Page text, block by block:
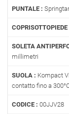
PUNTALE :
COPRISOTTOPIEDE
SOLETA
millimetri
SUOLA : Kompact
contatto fino a
CODICE : 00JJV28